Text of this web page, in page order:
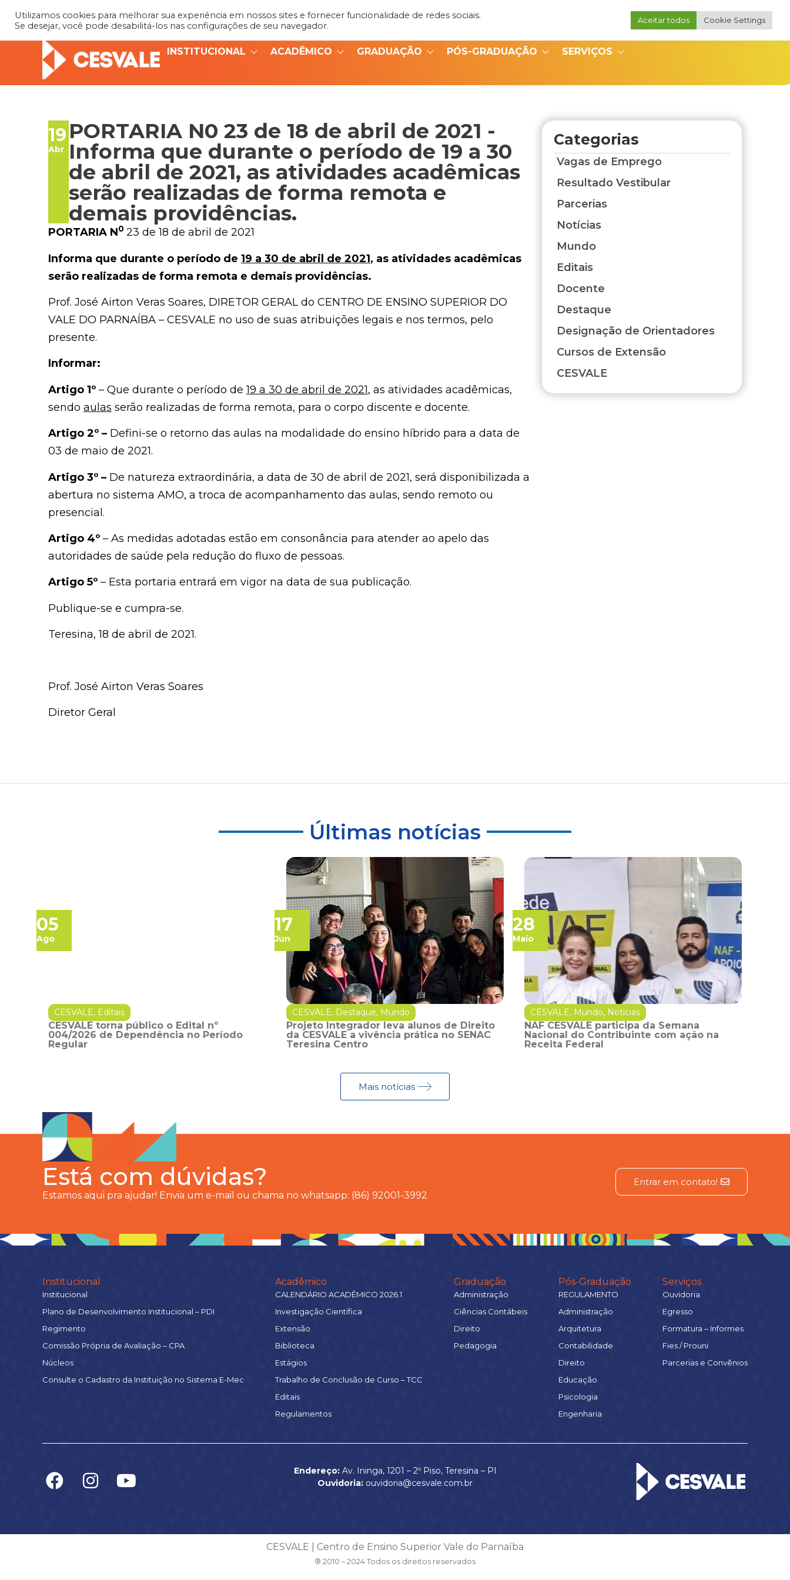
Portal do Coordenador
INSTITUCIONAL ACADÊMICO GRADUAÇÃO PÓS-GRADUAÇÃO SERVIÇOS
19
Abr
PORTARIA N0 23 de 18 de abril de 2021 -
Informa que durante o período de 19 a 30
de abril de 2021, as atividades acadêmicas
serão realizadas de forma remota e
demais providências.
PORTARIA N0 23 de 18 de abril de 2021
Informa que durante o período de 19 a 30 de abril de 2021, as atividades acadêmicas
serão realizadas de forma remota e demais providências.
Prof. José Airton Veras Soares, DIRETOR GERAL do CENTRO DE ENSINO SUPERIOR DO
VALE DO PARNAÍBA – CESVALE no uso de suas atribuições legais e nos termos, pelo
presente.
Informar:
Artigo 1º – Que durante o período de19 a 30 de abril de 2021, as atividades acadêmicas,
sendo aulas serão realizadas de forma remota, para o corpo discente e docente.
Artigo 2º – Defini-se o retorno das aulas na modalidade do ensino híbrido para a data de
03 de maio de 2021.
Artigo 3º – De natureza extraordinária, a data de 30 de abril de 2021, será disponibilizada a
abertura no sistema AMO, a troca de acompanhamento das aulas, sendo remoto ou
presencial.
Artigo 4º – As medidas adotadas estão em consonância para atender ao apelo das
autoridades de saúde pela redução do fluxo de pessoas.
Artigo 5º – Esta portaria entrará em vigor na data de sua publicação.
Publique-se e cumpra-se.
Teresina, 18 de abril de 2021.
Prof. José Airton Veras Soares
Diretor Geral
Categorias
Vagas de Emprego
Resultado Vestibular
Parcerias
Notícias
Mundo
Editais
Docente
Destaque
Designação de Orientadores
Cursos de Extensão
CESVALE
Últimas notícias
05
Ago
CESVALE, Editais
CESVALE torna público o Edital nº
004/2026 de Dependência no Período
Regular
17
Jun
CESVALE, Destaque, Mundo
Projeto Integrador leva alunos de Direito
da CESVALE a vivência prática no SENAC
Teresina Centro
28
Maio
CESVALE, Mundo, Notícias
NAF CESVALE participa da Semana
Nacional do Contribuinte com ação na
Receita Federal
Mais notícias
Está com dúvidas?
Estamos aqui pra ajudar! Envia um e-mail ou chama no whatsapp: (86) 92001-3992
Entrar em contato!
Institucional
Institucional
Plano de Desenvolvimento Institucional – PDI
Regimento
Comissão Própria de Avaliação – CPA
Núcleos
Consulte o Cadastro da Instituição no Sistema E-Mec
Acadêmico
CALENDÁRIO ACADÊMICO 2026.1
Investigação Científica
Extensão
Biblioteca
Estágios
Trabalho de Conclusão de Curso – TCC
Editais
Regulamentos
Graduação
Administração
Ciências Contábeis
Direito
Pedagogia
Pós-Graduação
REGULAMENTO
Administração
Arquitetura
Contabilidade
Direito
Educação
Psicologia
Engenharia
Serviços
Ouvidoria
Egresso
Formatura – Informes
Fies / Prouni
Parcerias e Convênios
Endereço:Av. Ininga, 1201 – 2º Piso, Teresina – PI
Ouvidoria: ouvidoria@cesvale.com.br
CESVALE | Centro de Ensino Superior Vale do Parnaíba
® 2010 – 2024 Todos os direitos reservados
Utilizamos cookies para melhorar sua experiência em nossos sites e fornecer funcionalidade de redes sociais.
Se desejar, você pode desabilitá-los nas configurações de seu navegador.
Aceitar todos Cookie Settings